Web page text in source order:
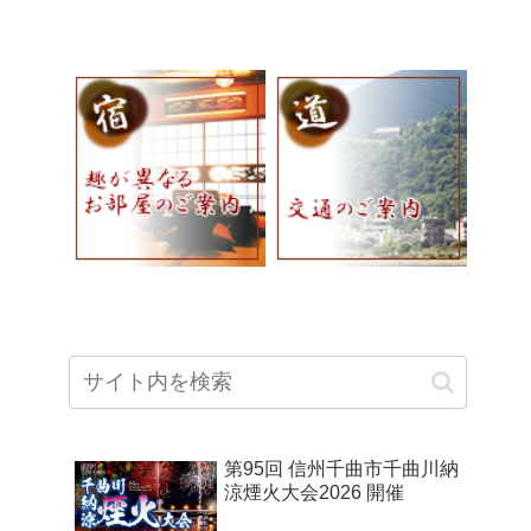
第95回 信州千曲市千曲川納
涼煙火大会2026 開催